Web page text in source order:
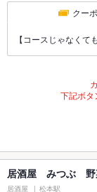
クー
【コースじゃなく
下記ボタ
居酒屋 みつぶ 野
居酒屋 松本駅